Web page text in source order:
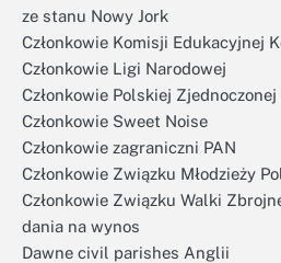
ze stanu Nowy Jork
Członkowie Komisji Edukacyjnej
Członkowie Ligi Narodowej
Członkowie Polskiej
Członkowie Sweet Noise
Członkowie zagraniczni PAN
Członkowie Związku Młodzieży
Członkowie Związku Walki
dania na wynos
Dawne civil parishes Anglii